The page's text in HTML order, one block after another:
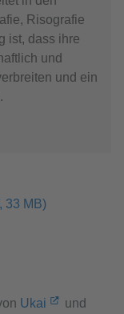
Risografie
ist, dass ihre
und
und ein
33 MB)
Ukai
und